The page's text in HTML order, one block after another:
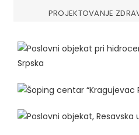
PROJEKTOVANJE